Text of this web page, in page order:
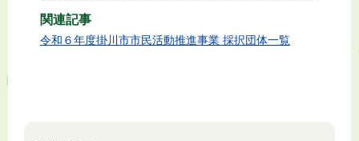
関連記事
令和６年度掛川市市民活動推進事業 採択団体一覧